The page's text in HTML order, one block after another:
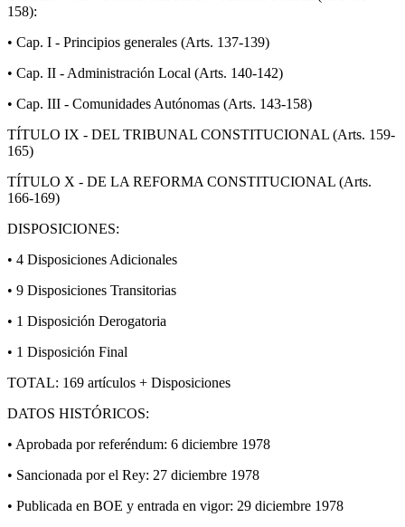
158):
• Cap. I - Principios generales (Arts. 137-139)
• Cap. II - Administración Local (Arts. 140-142)
• Cap. III - Comunidades Autónomas (Arts. 143-158)
TÍTULO IX - DEL TRIBUNAL CONSTITUCIONAL (Arts. 159-
165)
TÍTULO X - DE LA REFORMA CONSTITUCIONAL (Arts.
166-169)
DISPOSICIONES:
• 4 Disposiciones Adicionales
• 9 Disposiciones Transitorias
• 1 Disposición Derogatoria
• 1 Disposición Final
TOTAL: 169 artículos + Disposiciones
DATOS HISTÓRICOS:
• Aprobada por referéndum: 6 diciembre 1978
• Sancionada por el Rey: 27 diciembre 1978
• Publicada en BOE y entrada en vigor: 29 diciembre 1978